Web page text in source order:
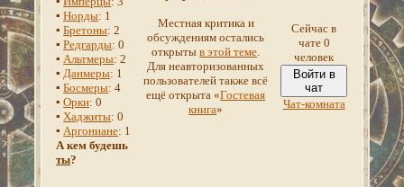
▪Норды: 1
▪Бретоны: 2
▪Редгарды: 0
▪Альтмеры: 2
▪Данмеры: 1
▪Босмеры: 4
▪Орки: 0
▪Хаджиты: 0
▪Аргониане: 1
А кем будешь
ты?
Местная критика и
обсуждениям остались
открытыв этой теме.
Для неавторизованных
пользователей также всё
ещё открыта «Гостевая
книга»
Сейчас в
чате 0
человек
Войти в
чат
Чат-комната